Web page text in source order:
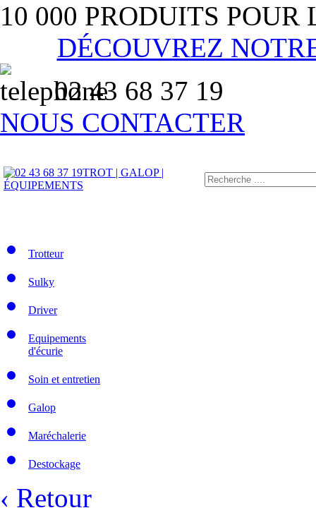
10 000 PRODUITS
DÉCOUVREZ
02 43 68 37 19
NOUS CONTACTER
TROT | GALOP |
ÉQUIPEMENTS
Trotteur
Sulky
Driver
Equipements
d'écurie
Soin et entretien
Galop
Maréchalerie
Destockage
‹ Retour